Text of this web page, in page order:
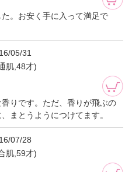
。お安く手に入って満足で
05/31
肌,48才)
りです。ただ、香りが飛ぶの
まとうようにつけてます。
07/28
肌,59才)